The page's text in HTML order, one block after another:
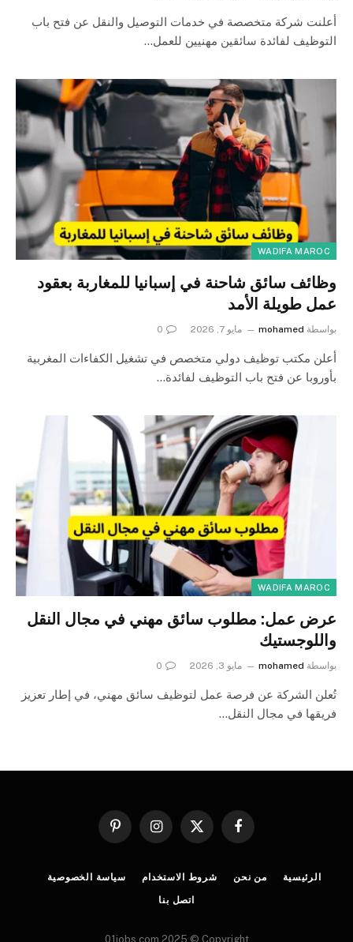
أعلنت شركة متخصصة في خدمات التوصيل والنقل عن فتح باب
التوظيف لفائدة سائقين مهنيين للعمل…
WADIFA MAROC
وظائف سائق شاحنة في إسبانيا للمغاربة بعقود
عمل طويلة الأمد
بواسطة mohamed مايو 7, 2026 0
أعلن مكتب توظيف دولي متخصص في تشغيل الكفاءات المغربية
بأوروبا عن فتح باب التوظيف لفائدة…
WADIFA MAROC
عرض عمل: مطلوب سائق مهني في مجال النقل
واللوجستيك
بواسطة mohamed مايو 3, 2026 0
تُعلن الشركة عن فرصة عمل لتوظيف سائق مهني، في إطار تعزيز
فريقها في مجال النقل…
فيسبوك
X
الانستغرامبينتيريست
الرئيسية من نحن شروط الاستخدام سياسة الخصوصية
اتصل بنا
01jobs.com 2025 © Copyright